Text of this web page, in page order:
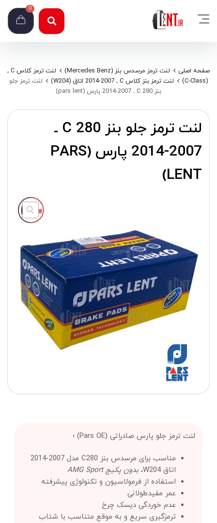
0
صفحه اصلی لنت ترمز مرسدس بنز (Mercedes Benz)
لنت ترمز کلاس C ـ
(C-Class)
لنت ترمز بنز کلاس C ـ 2007-2014 اتاق (W204)
لنت ترمز جلو
بنز C 280 ـ 2007-2014 پارس (pars lent)
لنت ترمز جلو بنز C 280 ـ
2007-2014 پارس (PARS
LENT)
لنت ترمز جلو پارس صادراتی (Pars OE) ؛
مناسب برای مرسدس بنز C280 مدل 2007-2014
اتاق W204،
بدون پکیج AMG Sport
استفاده از فرمولاسیون و تکنولوژی پیشرفته
عمر مفیدطولانی
عدم خوردگی دیسک چرخ
ترمزگیری سریع و به موقع متناسب با شتاب